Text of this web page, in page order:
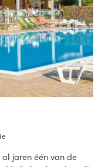
jaren één van de